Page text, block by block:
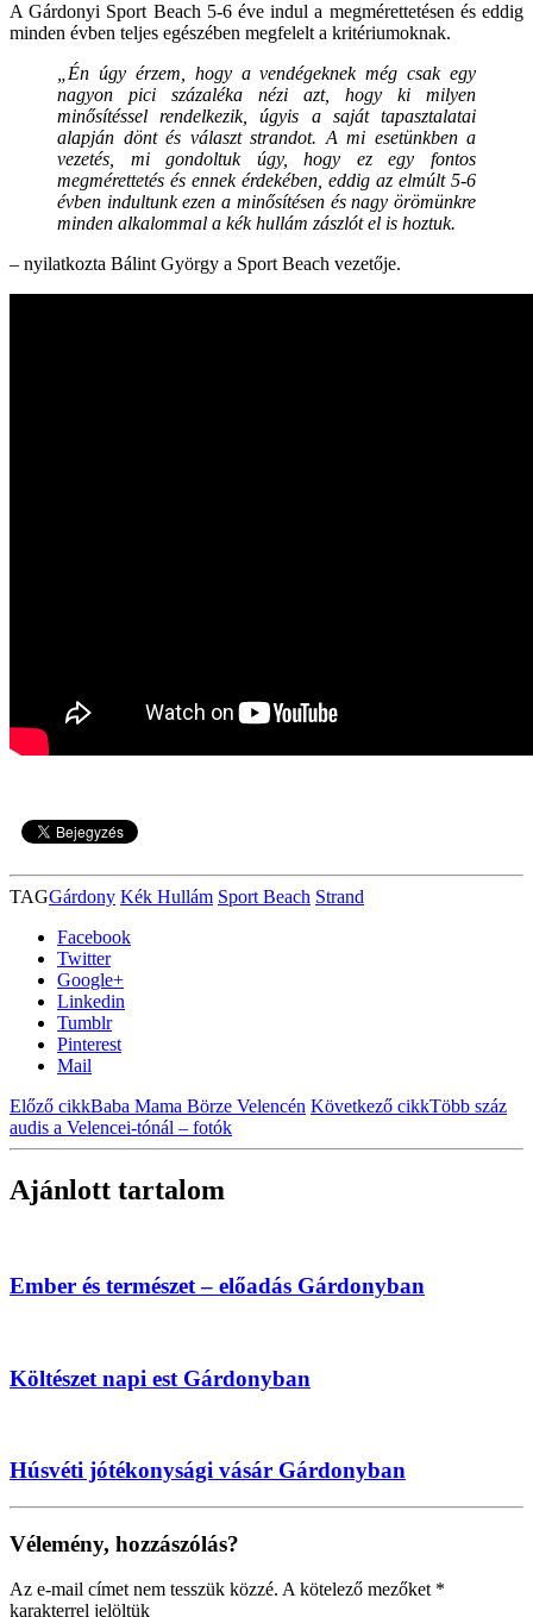
A Gárdonyi Sport Beach 5-6 éve indul a megmérettetésen és eddig
minden évben teljes egészében megfelelt a kritériumoknak.
„Én úgy érzem, hogy a vendégeknek még csak egy
nagyon pici százaléka nézi azt, hogy ki milyen
minősítéssel rendelkezik, úgyis a saját tapasztalatai
alapján dönt és választ strandot. A mi esetünkben a
vezetés, mi gondoltuk úgy, hogy ez egy fontos
megmérettetés és ennek érdekében, eddig az elmúlt 5-6
évben indultunk ezen a minősítésen és nagy örömünkre
minden alkalommal a kék hullám zászlót el is hoztuk.
– nyilatkozta Bálint György a Sport Beach vezetője.
TAGGárdony Kék Hullám Sport Beach Strand
Facebook
Twitter
Google+
Linkedin
Tumblr
Pinterest
Mail
Előző cikkBaba Mama Börze Velencén Következő cikkTöbb száz
audis a Velencei-tónál – fotók
Ajánlott tartalom
Ember és természet – előadás Gárdonyban
Költészet napi est Gárdonyban
Húsvéti jótékonysági vásár Gárdonyban
Vélemény, hozzászólás?
Az e-mail címet nem tesszük közzé. A kötelező mezőket *
karakterrel jelöltük